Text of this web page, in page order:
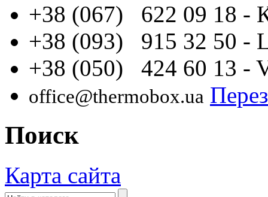
+38 (067) 622 09 18 -
+38 (093) 915 32 50 -
+38 (050) 424 60 13 -
office@thermobox.ua
Поиск
Карта сайта